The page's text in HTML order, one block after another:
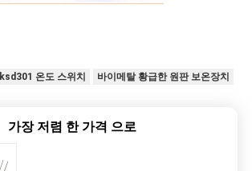
ksd301 온도 스위치 바이메탈 황급한 원판 보온장치
가장 저렴 한 가격 으로